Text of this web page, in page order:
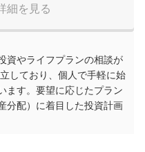
細を見る
資やライフプランの相談が
しており、個人で手軽に始
ます。要望に応じたプラン
分配）に着目した投資計画